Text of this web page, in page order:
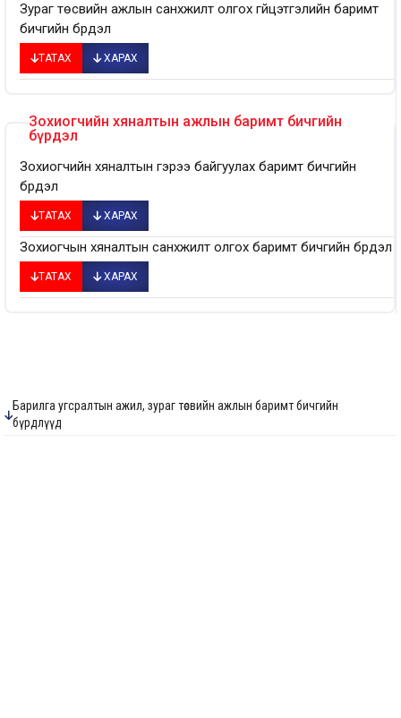
Зураг төсвийн ажлын санхүүжилт олгох гүйцэтгэлийн баримт
бичгийн бүрдэл
ТАТАХ ХАРАХ
Зохиогчийн хяналтын ажлын баримт бичгийн
бүрдэл
Зохиогчийн хяналтын гэрээ байгуулах баримт бичгийн
бүрдэл
ТАТАХ ХАРАХ
Зохиогчын хяналтын санхүүжилт олгох баримт бичгийн бүрдэл
ТАТАХ ХАРАХ
Барилга угсралтын ажил, зураг төсвийн ажлын баримт бичгийн
бүрдлүүд